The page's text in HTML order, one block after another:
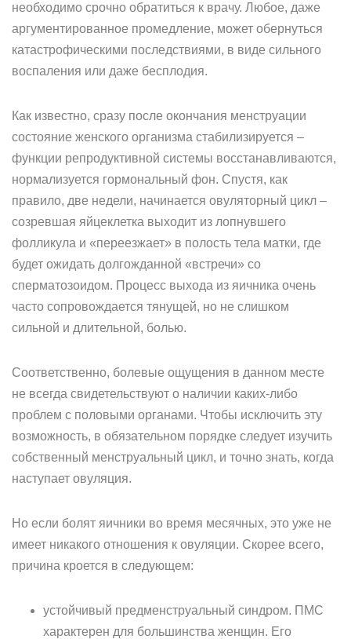
необходимо срочно обратиться к врачу. Любое, даже
аргументированное промедление, может обернуться
катастрофическими последствиями, в виде сильного
воспаления или даже бесплодия.
Как известно, сразу после окончания менструации
состояние женского организма стабилизируется –
функции репродуктивной системы восстанавливаются,
нормализуется гормональный фон. Спустя, как
правило, две недели, начинается овуляторный цикл –
созревшая яйцеклетка выходит из лопнувшего
фолликула и «переезжает» в полость тела матки, где
будет ожидать долгожданной «встречи» со
сперматозоидом. Процесс выхода из яичника очень
часто сопровождается тянущей, но не слишком
сильной и длительной, болью.
Соответственно, болевые ощущения в данном месте
не всегда свидетельствуют о наличии каких-либо
проблем с половыми органами. Чтобы исключить эту
возможность, в обязательном порядке следует изучить
собственный менструальный цикл, и точно знать, когда
наступает овуляция.
Но если болят яичники во время месячных, это уже не
имеет никакого отношения к овуляции. Скорее всего,
причина кроется в следующем:
устойчивый предменструальный синдром. ПМС
характерен для большинства женщин. Его